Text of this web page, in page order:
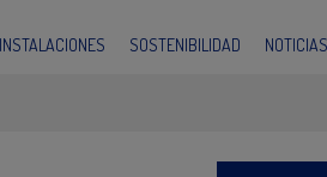
INSTALACIONES SOSTENIBILIDAD NOTICIAS